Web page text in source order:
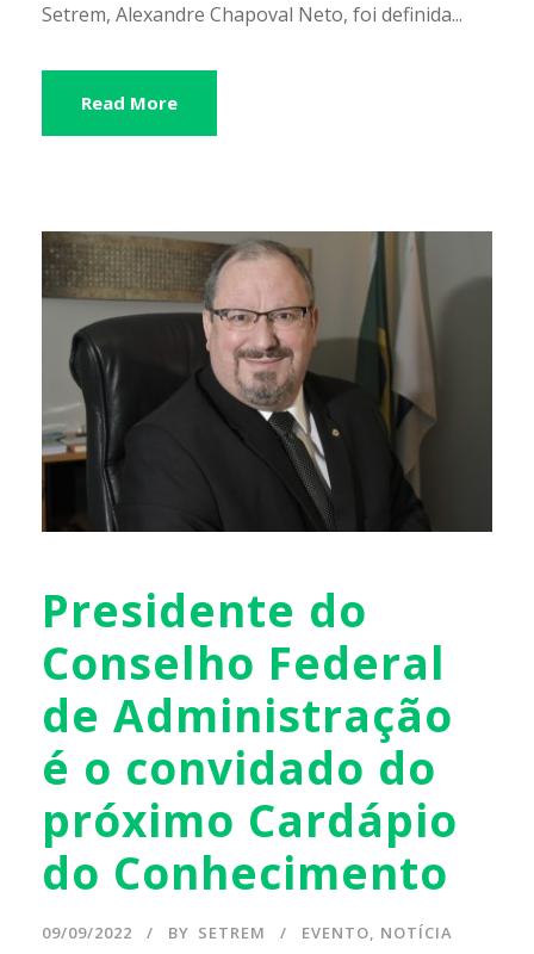
Setrem, Alexandre Chapoval Neto, foi definida...
Read More
Presidente do
Conselho Federal
de Administração
é o convidado do
próximo Cardápio
do Conhecimento
09/09/2022 BY SETREM EVENTO NOTÍCIA